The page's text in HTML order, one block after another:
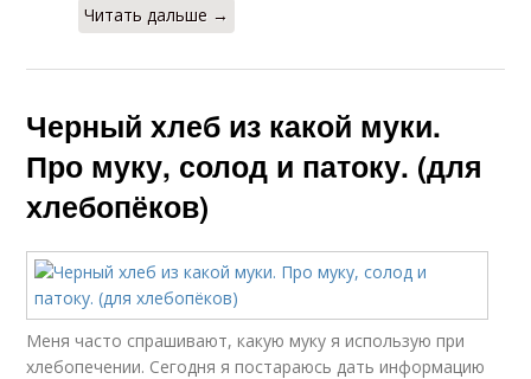
Читать дальше →
Черный хлеб из какой муки.
Про муку, солод и патоку. (для
хлебопёков)
Меня часто спрашивают, какую муку я использую при
хлебопечении. Сегодня я постараюсь дать информацию